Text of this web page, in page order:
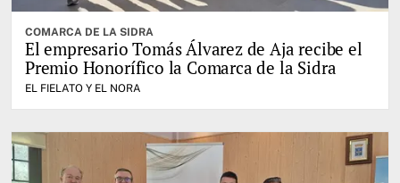
COMARCA DE LA SIDRA
El empresario Tomás Álvarez de Aja recibe el
Premio Honorífico la Comarca de la Sidra
EL FIELATO Y EL NORA